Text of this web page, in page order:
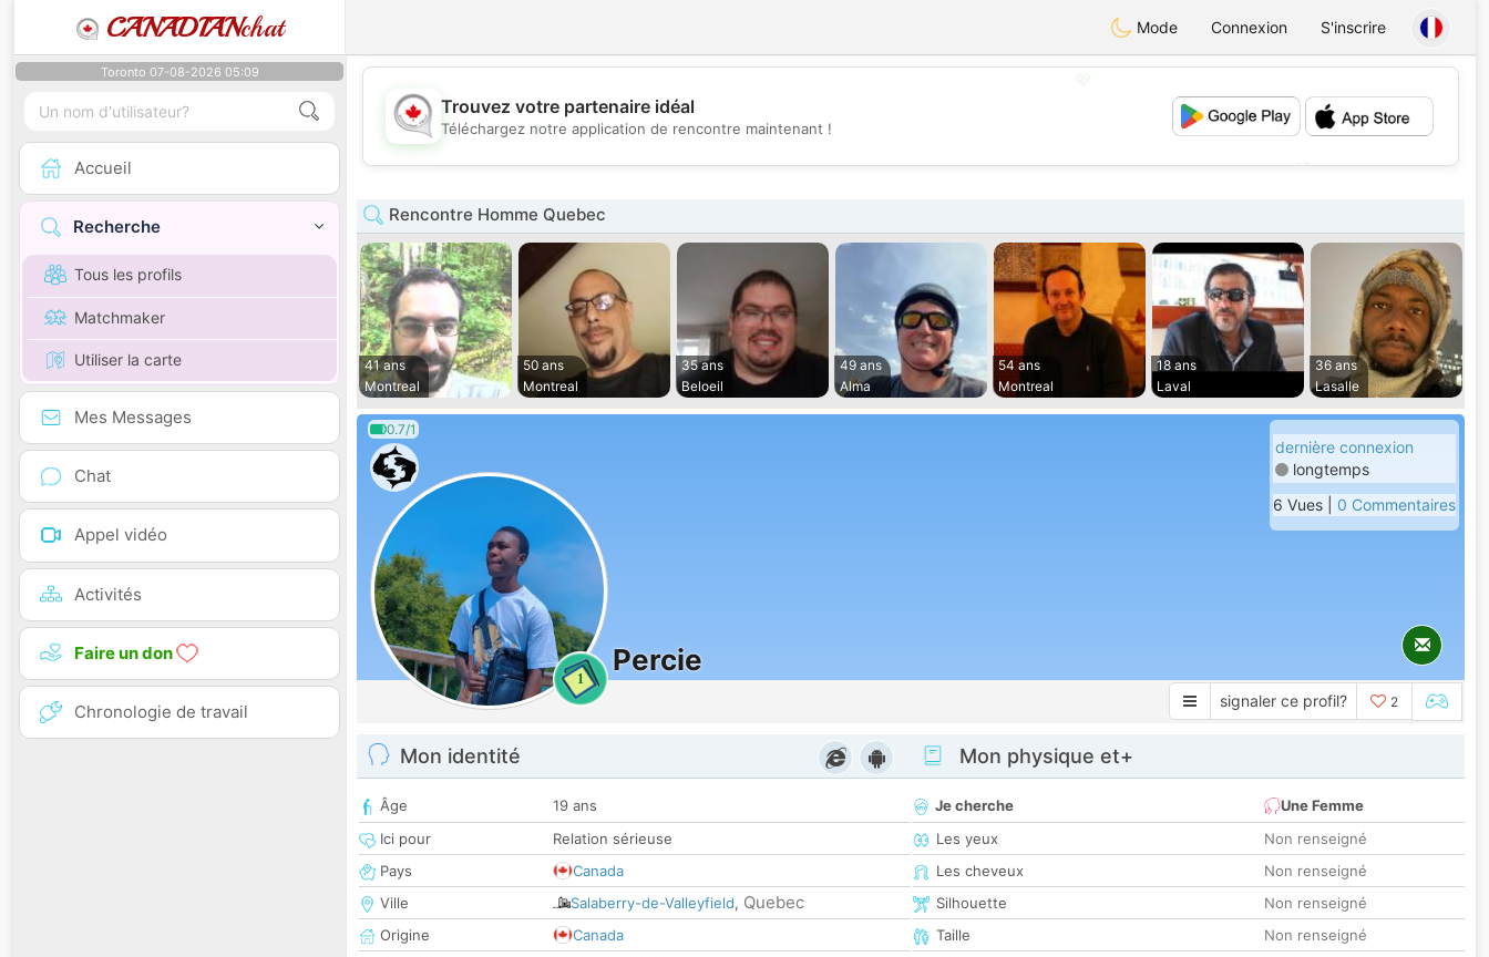
CANADIANchat Mode Connexion S'inscrire
Toronto 07-08-2026 05:09
Accueil
Recherche
Tous les profils
Matchmaker
Utiliser la carte
Mes Messages
Chat
Appel vidéo
Activités
Faire un don
Chronologie de travail
💖
💕
Trouvez votre partenaire idéal
Téléchargez notre application de rencontre maintenant !
Rencontre Homme Quebec
41 ans
Montreal
50 ans
Montreal
35 ans
Beloeil
49 ans
Alma
54 ans
Montreal
18 ans
Laval
36 ans
Lasalle
0.7/1
1
Percie
dernière connexion
longtemps
6 Vues | 0 Commentaires
signaler ce profil? 2
Mon identité
Âge
19 ans
Ici pour
Relation sérieuse
Pays
Canada
Ville
Salaberry-de-Valleyfield, Quebec
Origine
Canada
Mon physique et+
Je cherche
Une Femme
Les yeux
Non renseigné
Les cheveux
Non renseigné
Silhouette
Non renseigné
Taille
Non renseigné